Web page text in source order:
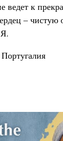
ведет к
– чистую